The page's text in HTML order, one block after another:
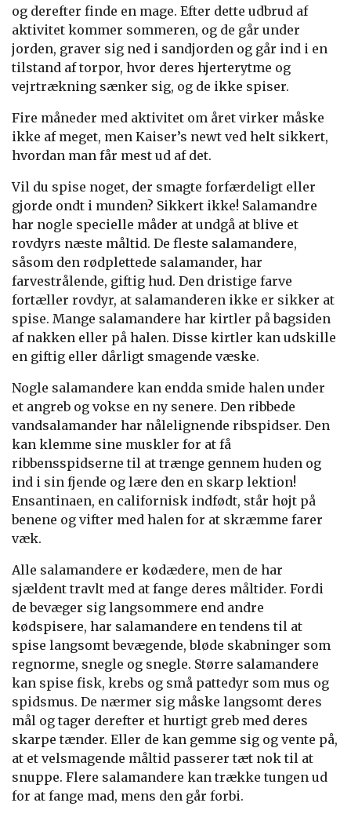
og derefter finde en mage. Efter dette udbrud af
aktivitet kommer sommeren, og de går under
jorden, graver sig ned i sandjorden og går ind i en
tilstand af torpor, hvor deres hjerterytme og
vejrtrækning sænker sig, og de ikke spiser.
Fire måneder med aktivitet om året virker måske
ikke af meget, men Kaiser’s newt ved helt sikkert,
hvordan man får mest ud af det.
Vil du spise noget, der smagte forfærdeligt eller
gjorde ondt i munden? Sikkert ikke! Salamandre
har nogle specielle måder at undgå at blive et
rovdyrs næste måltid. De fleste salamandere,
såsom den rødplettede salamander, har
farvestrålende, giftig hud. Den dristige farve
fortæller rovdyr, at salamanderen ikke er sikker at
spise. Mange salamandere har kirtler på bagsiden
af nakken eller på halen. Disse kirtler kan udskille
en giftig eller dårligt smagende væske.
Nogle salamandere kan endda smide halen under
et angreb og vokse en ny senere. Den ribbede
vandsalamander har nålelignende ribspidser. Den
kan klemme sine muskler for at få
ribbensspidserne til at trænge gennem huden og
ind i sin fjende og lære den en skarp lektion!
Ensantinaen, en californisk indfødt, står højt på
benene og vifter med halen for at skræmme farer
væk.
Alle salamandere er kødædere, men de har
sjældent travlt med at fange deres måltider. Fordi
de bevæger sig langsommere end andre
kødspisere, har salamandere en tendens til at
spise langsomt bevægende, bløde skabninger som
regnorme, snegle og snegle. Større salamandere
kan spise fisk, krebs og små pattedyr som mus og
spidsmus. De nærmer sig måske langsomt deres
mål og tager derefter et hurtigt greb med deres
skarpe tænder. Eller de kan gemme sig og vente på,
at et velsmagende måltid passerer tæt nok til at
snuppe. Flere salamandere kan trække tungen ud
for at fange mad, mens den går forbi.